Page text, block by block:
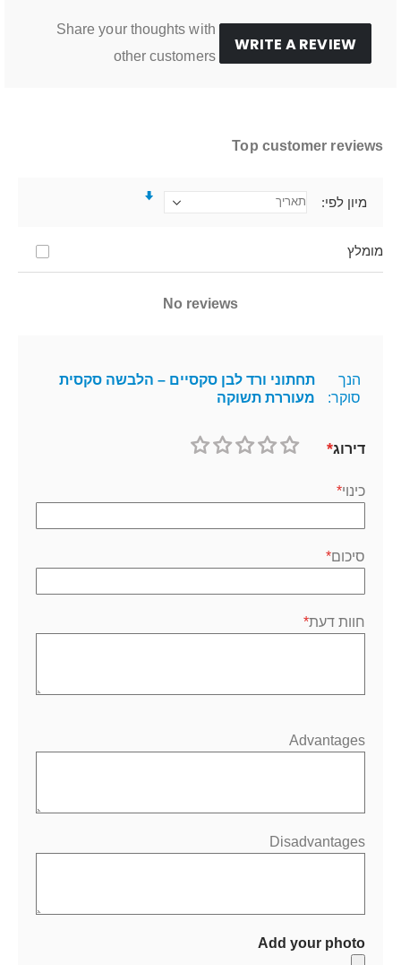
WRITE A REVIEW
Share your thoughts with
other customers
Top customer reviews
מומלץ
מיון לפי
No reviews
הנך
סוקר:
תחתוני ורד לבן סקסיים – הלבשה סקסית
מעוררת תשוקה
דירוג
כינוי
סיכום
חוות דעת
Advantages
Disadvantages
Add your photo